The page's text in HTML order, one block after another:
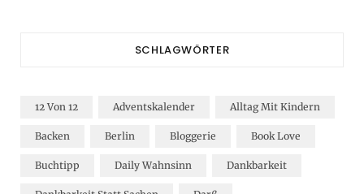
SCHLAGWÖRTER
12 Von 12 Adventskalender Alltag Mit Kindern
Backen Berlin Bloggerie Book Love
Buchtipp Daily Wahnsinn Dankbarkeit